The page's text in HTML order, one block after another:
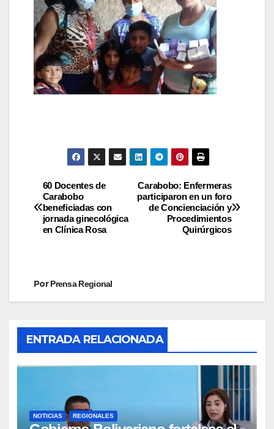
Carabobo: Enfermeras
participaron en un foro
de Concienciación y
Procedimientos
Quirúrgicos
60 Docentes de
Carabobo
beneficiadas con
jornada ginecológica
en Clínica Rosa
PorPrensa Regional
ENTRADA RELACIONADA
NOTICIAS REGIONALES